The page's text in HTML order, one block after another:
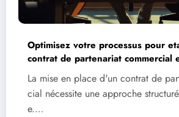
Optimisez votre processus pour
contrat de partenariat commercial
logiciel dedie
La mise en place d'un contrat de
cial nécessite une approche
e.…